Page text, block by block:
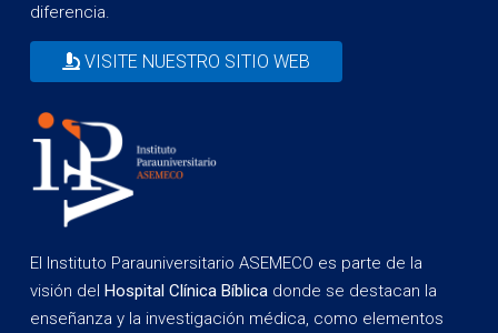
diferencia.
VISITE NUESTRO SITIO WEB
El Instituto Parauniversitario ASEMECO es parte de la
visión del Hospital Clínica Bíblica donde se destacan la
enseñanza y la investigación médica, como elementos